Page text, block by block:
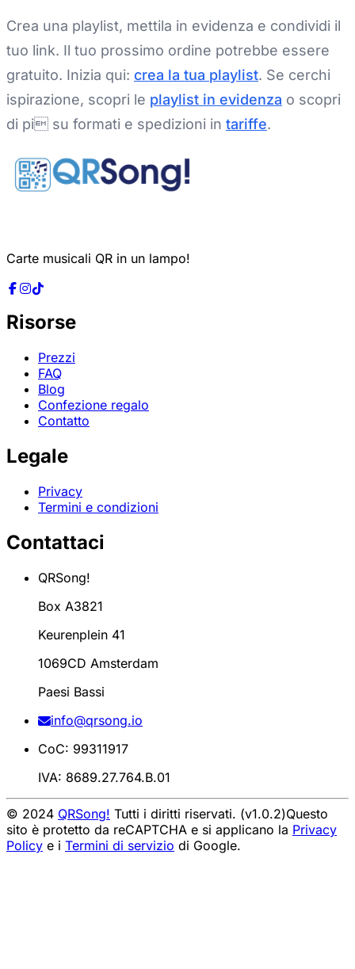
Crea una playlist, mettila in evidenza e condividi il
tuo link. Il tuo prossimo ordine potrebbe essere
gratuito. Inizia qui: crea la tua playlist. Se cerchi
ispirazione, scopri le playlist in evidenza o scopri
di pi su formati e spedizioni in tariffe.
Carte musicali QR in un lampo!
Risorse
Prezzi
FAQ
Blog
Confezione regalo
Contatto
Legale
Privacy
Termini e condizioni
Contattaci
QRSong!
Box A3821
Keurenplein 41
1069CD Amsterdam
Paesi Bassi
info@qrsong.io
CoC: 99311917
IVA: 8689.27.764.B.01
© 2024 QRSong! Tutti i diritti riservati. (v1.0.2)Questo
sito è protetto da reCAPTCHA e si applicano la Privacy
Policy e i Termini di servizio di Google.